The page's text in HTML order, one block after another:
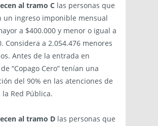
al tramo C las personas que
un ingreso imponible mensual
a $400.000 y menor o igual a
Considera a 2.054.476 menores
Antes de la entrada en
“Copago Cero” tenían una
del 90% en las atenciones de
Red Pública.
al tramo D las personas que